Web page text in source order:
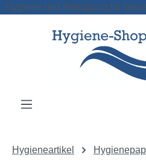
Zum Hauptinhalt springen
Hygiene und Reinigung für
Hygieneartikel